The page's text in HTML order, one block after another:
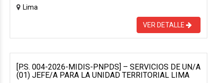
Lima
VER DETALLE
[P.S. 004-2026-MIDIS-PNPDS] – SERVICIOS DE UN/A
(01) JEFE/A PARA LA UNIDAD TERRITORIAL LIMA